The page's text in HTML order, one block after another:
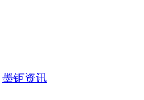
墨钜资讯